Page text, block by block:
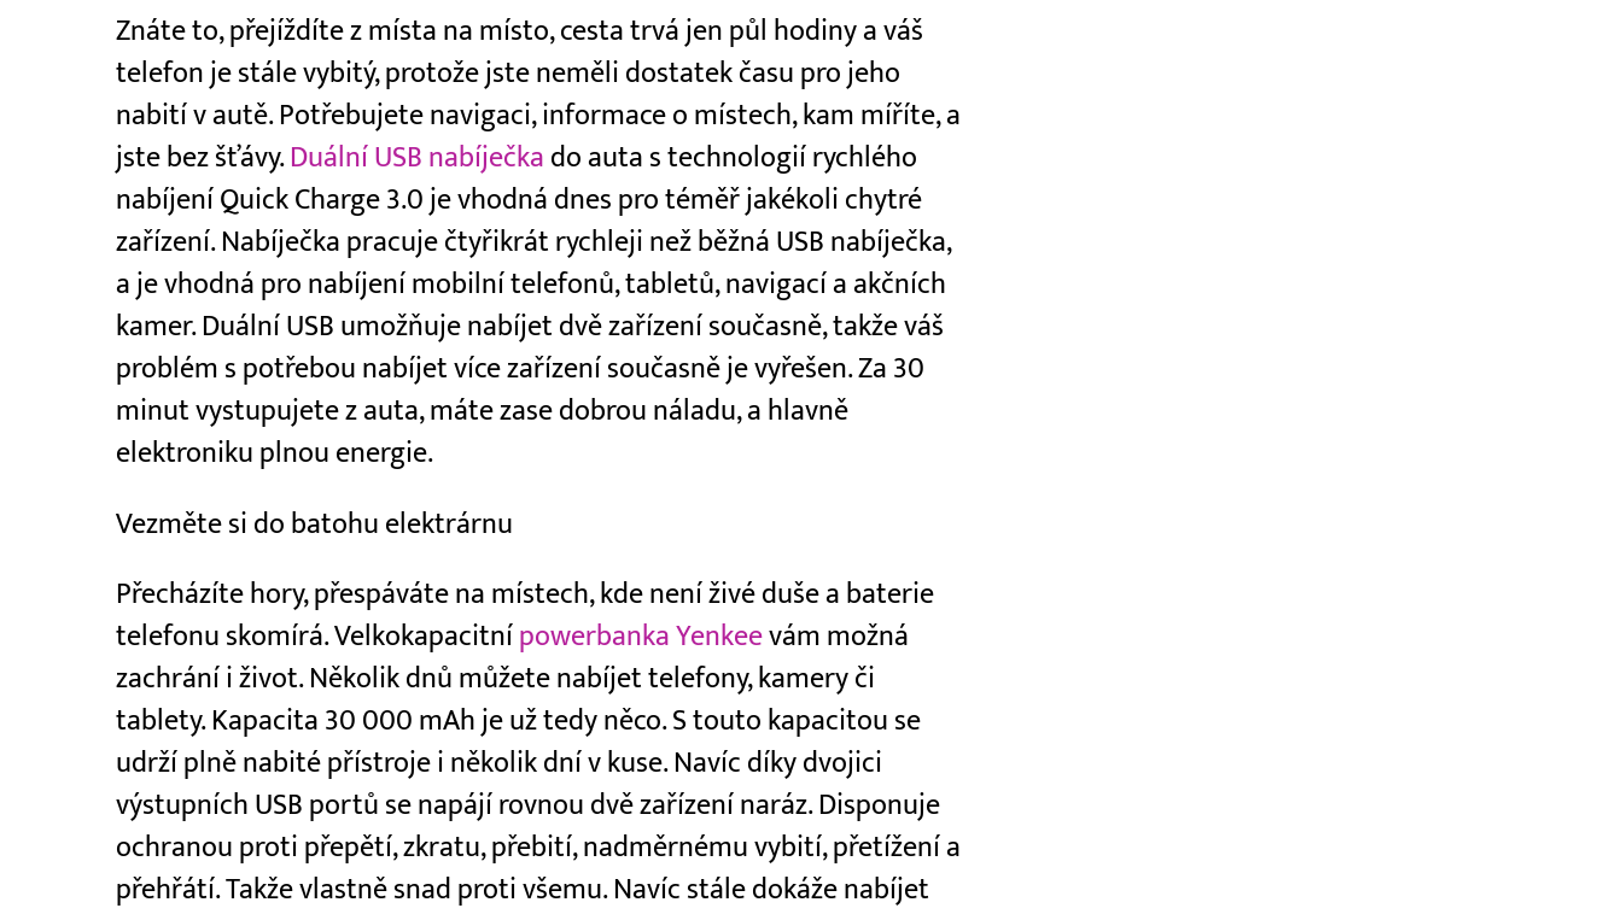
Znáte to, přejíždíte z místa na místo, cesta trvá jen půl hodiny a váš
telefon je stále vybitý, protože jste neměli dostatek času pro jeho
nabití v autě. Potřebujete navigaci, informace o místech, kam míříte, a
jste bez šťávy. Duální USB nabíječka do auta s technologií rychlého
nabíjení Quick Charge 3.0 je vhodná dnes pro téměř jakékoli chytré
zařízení. Nabíječka pracuje čtyřikrát rychleji než běžná USB nabíječka,
a je vhodná pro nabíjení mobilní telefonů, tabletů, navigací a akčních
kamer. Duální USB umožňuje nabíjet dvě zařízení současně, takže váš
problém s potřebou nabíjet více zařízení současně je vyřešen. Za 30
minut vystupujete z auta, máte zase dobrou náladu, a hlavně
elektroniku plnou energie.
Vezměte si do batohu elektrárnu
Přecházíte hory, přespáváte na místech, kde není živé duše a baterie
telefonu skomírá. Velkokapacitní powerbanka Yenkeevám možná
zachrání i život. Několik dnů můžete nabíjet telefony, kamery či
tablety. Kapacita 30 000 mAh je už tedy něco. S touto kapacitou se
udrží plně nabité přístroje i několik dní v kuse. Navíc díky dvojici
výstupních USB portů se napájí rovnou dvě zařízení naráz. Disponuje
ochranou proti přepětí, zkratu, přebití, nadměrnému vybití, přetížení a
přehřátí. Takže vlastně snad proti všemu. Navíc stále dokáže nabíjet